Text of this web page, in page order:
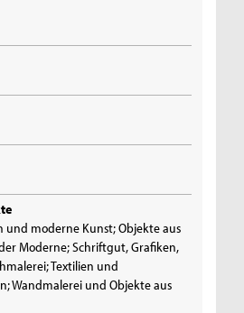
und moderne Kunst; Objekte aus
Moderne; Schriftgut, Grafiken,
Textilien und
Wandmalerei und Objekte aus